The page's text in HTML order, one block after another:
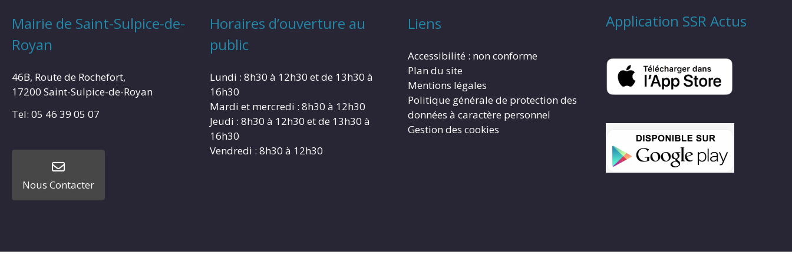
Mairie de Saint-Sulpice-de-
Royan
46B, Route de Rochefort,
17200 Saint-Sulpice-de-Royan
Tel: 05 46 39 05 07
Nous Contacter
Horaires d’ouverture au
public
Lundi : 8h30 à 12h30 et de 13h30 à
16h30
Mardi et mercredi : 8h30 à 12h30
Jeudi : 8h30 à 12h30 et de 13h30 à
16h30
Vendredi : 8h30 à 12h30
Liens
Accessibilité : non conforme
Plan du site
Mentions légales
Politique générale de protection des
données à caractère personnel
Gestion des cookies
Application SSR Actus